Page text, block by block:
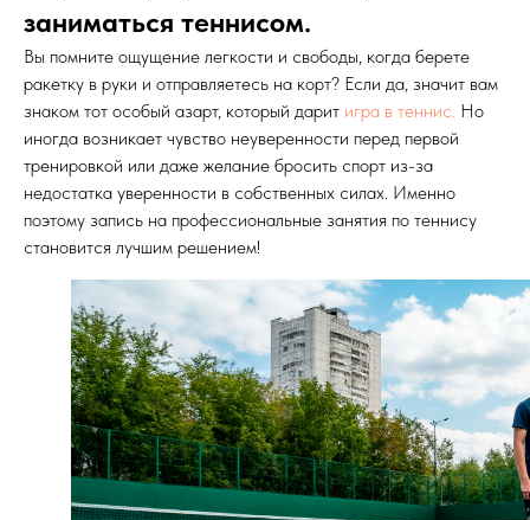
заниматься теннисом.
Вы помните ощущение легкости и свободы, когда берете
ракетку в руки и отправляетесь на корт? Если да, значит вам
знаком тот особый азарт, который дарит игра в теннис. Но
иногда возникает чувство неуверенности перед первой
тренировкой или даже желание бросить спорт из-за
недостатка уверенности в собственных силах. Именно
поэтому запись на профессиональные занятия по теннису
становится лучшим решением!